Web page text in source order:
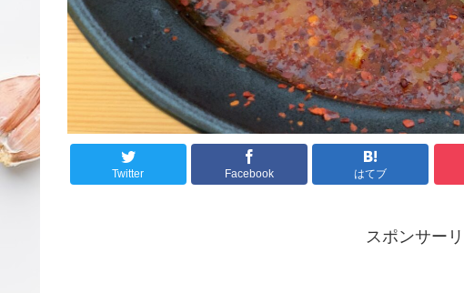
Twitter Facebook はてブ
スポンサー